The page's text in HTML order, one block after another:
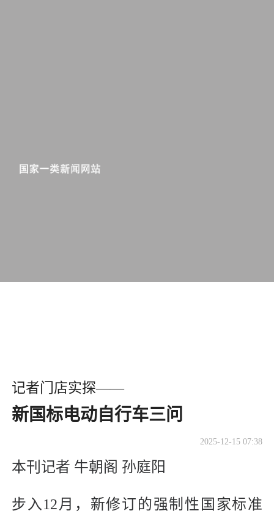
记者门店实探——
新国标电动自行车三问
2025-12-15 07:38
本刊记者 牛朝阁 孙庭阳
步入12月，新修订的强制性国家标准